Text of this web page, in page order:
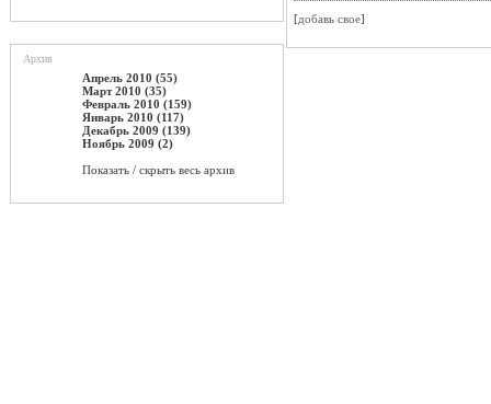
Архив
Апрель 2010 (55)
Март 2010 (35)
Февраль 2010 (159)
Январь 2010 (117)
Декабрь 2009 (139)
Ноябрь 2009 (2)
Показать / скрыть весь архив
[добавь свое]